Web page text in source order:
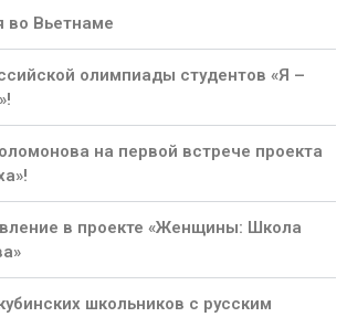
во Вьетнаме
олимпиады студентов «Я –
на первой встрече проекта
в проекте «Женщины: Школа
школьников с русским